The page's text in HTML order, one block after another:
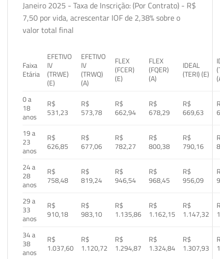
Janeiro 2025 - Taxa de Inscrição: (Por Contrato) - R$
7,50 por vida, acrescentar IOF de 2,38% sobre o
valor total final
Faixa
Etária
EFETIVO
IV
(TRWE)
(E)
EFETIVO
IV
(TRWQ)
(A)
FLEX
(FCER)
(E)
FLEX
(FQER)
(A)
IDEAL
(TERI) (E)
0 a
18
anos
R$
531,23
R$
573,78
R$
662,94
R$
678,29
R$
669,63
19 a
23
anos
R$
626,85
R$
677,06
R$
782,27
R$
800,38
R$
790,16
24 a
28
anos
R$
758,48
R$
819,24
R$
946,54
R$
968,45
R$
956,09
29 a
33
anos
R$
910,18
R$
983,10
R$
1.135,86
R$
1.162,15
R$
1.147,32
34 a
38
anos
R$
1.037,60
R$
1.120,72
R$
1.294,87
R$
1.324,84
R$
1.307,93